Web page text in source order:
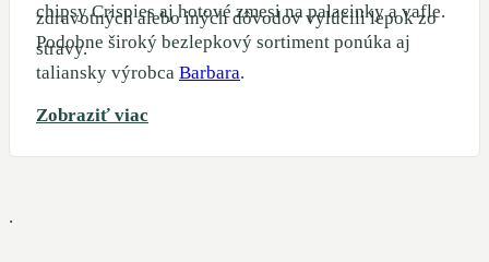
chipsy Crispies aj hotové zmesi na palacinky a vafle.
Podobne široký bezlepkový sortiment ponúka aj
taliansky výrobca Barbara.
zdravotných alebo iných dôvodov vylúčili lepok zo
stravy.
Zobraziť viac
.